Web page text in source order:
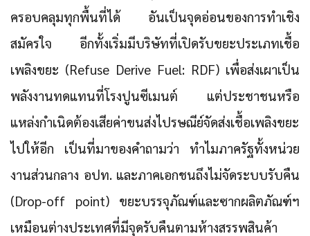
ครอบคลุมทุกพื้นที่ได้ อันเป็นจุดอ่อนของการทำเชิง
สมัครใจ อีกทั้งเริ่มมีบริษัทที่เปิดรับขยะประเภทเชื้อ
เพลิงขยะ (Refuse Derive Fuel: RDF) เพื่อส่งเผาเป็น
พลังงานทดแทนที่โรงปูนซีเมนต์ แต่ประชาชนหรือ
แหล่งกำเนิดต้องเสียค่าขนส่งไปรษณีย์จัดส่งเชื้อเพลิงขยะ
ไปให้อีก เป็นที่มาของคำถามว่า ทำไมภาครัฐทั้งหน่วย
งานส่วนกลาง อปท. และภาคเอกชนถึงไม่จัดระบบรับคืน
(Drop-off point) ขยะบรรจุภัณฑ์และซากผลิตภัณฑ์ฯ
เหมือนต่างประเทศที่มีจุดรับคืนตามห้างสรรพสินค้า